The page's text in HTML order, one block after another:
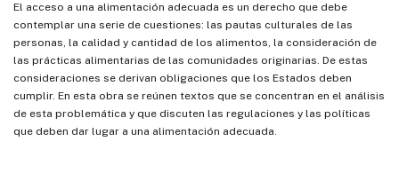
El acceso a una alimentación adecuada es un derecho que debe
contemplar una serie de cuestiones: las pautas culturales de las
personas, la calidad y cantidad de los alimentos, la consideración de
las prácticas alimentarias de las comunidades originarias. De estas
consideraciones se derivan obligaciones que los Estados deben
cumplir. En esta obra se reúnen textos que se concentran en el análisis
de esta problemática y que discuten las regulaciones y las políticas
que deben dar lugar a una alimentación adecuada.